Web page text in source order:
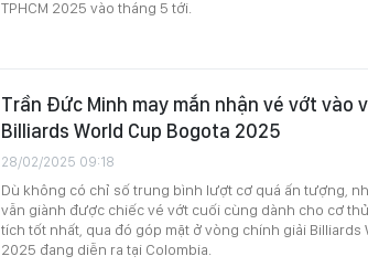
TPHCM 2025 vào tháng 5 tới.
Trần Đức Minh may mắn nhận vé vớt vào
Billiards World Cup Bogota 2025
28/02/2025 09:18
Dù không có chỉ số trung bình lượt cơ quá ấn tượng,
vẫn giành được chiếc vé vớt cuối cùng dành cho cơ
tích tốt nhất, qua đó góp mặt ở vòng chính giải Billiards
2025 đang diễn ra tại Colombia.